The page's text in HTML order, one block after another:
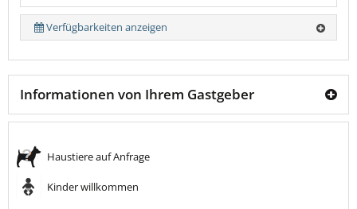
Verfügbarkeiten anzeigen
Informationen von Ihrem Gastgeber
Haustiere auf Anfrage
Kinder willkommen